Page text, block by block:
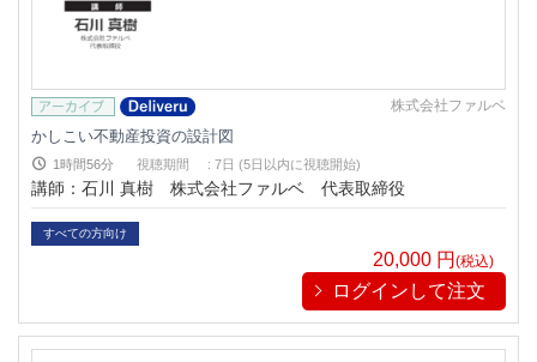
株式会社ファルベ
かしこい不動産投資の設計図
1時間56分 視聴期間 : 7日 (5日以内に視聴開始)
講師：石川 真樹 株式会社ファルベ 代表取締役
すべての方向け
20,000 円(税込)
ログインして注文